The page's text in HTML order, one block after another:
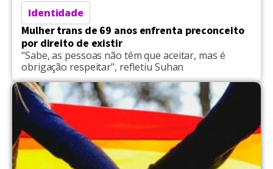
Identidade
Mulher trans de 69 anos enfrenta preconceito
por direito de existir
"Sabe, as pessoas não têm que aceitar, mas é
obrigação respeitar", refletiu Suhan